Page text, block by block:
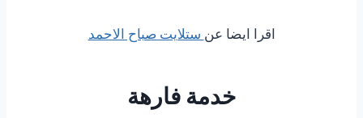
اقرا ايضا عنستلايت صباح الاحمد
خدمة فارهة